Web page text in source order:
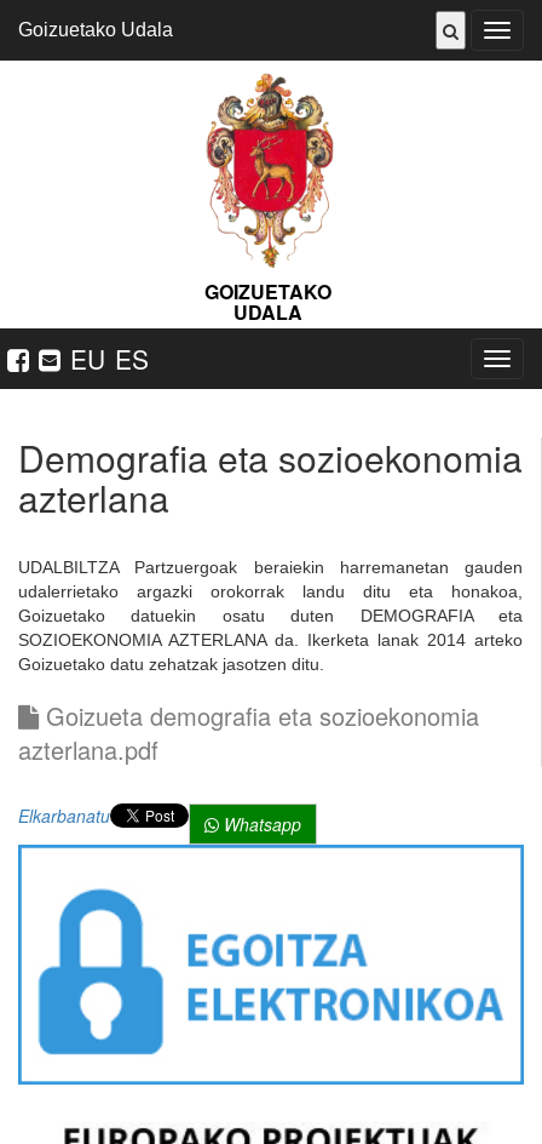
ireki
Goizuetako Udala
GOIZUETAKO
UDALA
EU ES
ireki
Demografia eta sozioekonomia
azterlana
UDALBILTZA Partzuergoak beraiekin harremanetan gauden
udalerrietako argazki orokorrak landu ditu eta honakoa,
Goizuetako datuekin osatu duten DEMOGRAFIA eta
SOZIOEKONOMIA AZTERLANA da. Ikerketa lanak 2014 arteko
Goizuetako datu zehatzak jasotzen ditu.
Goizueta demografia eta sozioekonomia
azterlana.pdf
Elkarbanatu Whatsapp